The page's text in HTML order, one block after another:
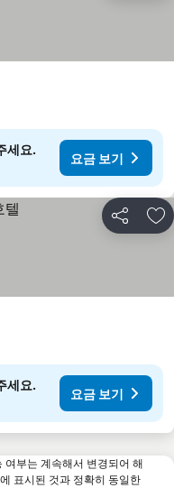
세요.
요금 보기
공유 즐
세요.
요금 보기
여부는 계속해서 변경되어 해
표시된 것과 정확히 동일한